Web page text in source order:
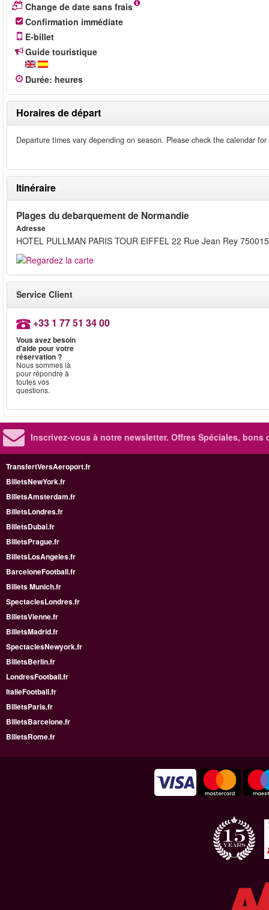
Change de date sans frais
Confirmation immédiate
E-billet
Guide touristique
Durée: heures
Horaires de départ
Departure times vary depending on season. Please check the calendar
Itinéraire
Plages du debarquement de Normandie
Adresse
HOTEL PULLMAN PARIS TOUR EIFFEL 22 Rue Jean Rey
Service Client
+33 1 77 51 34 00
Vous avez besoin
d'aide pour votre
réservation ?
Nous sommes là
pour répondre à
toutes vos
questions.
Inscrivez-vous à notre newsletter. Offres Spéciales, bons
TransfertVersAeroport.fr
BilletsNewYork.fr
BilletsAmsterdam.fr
BilletsLondres.fr
BilletsDubai.fr
BilletsPrague.fr
BilletsLosAngeles.fr
BarceloneFootball.fr
Billets Munich.fr
SpectaclesLondres.fr
BilletsVienne.fr
BilletsMadrid.fr
SpectaclesNewyork.fr
BilletsBerlin.fr
LondresFootball.fr
ItalieFootball.fr
BilletsParis.fr
BilletsBarcelone.fr
BilletsRome.fr